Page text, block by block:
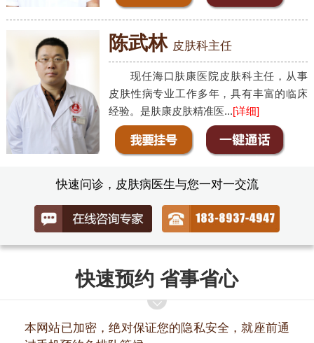
陈武林 皮肤科主任
现任海口肤康医院皮肤科主任，从事
皮肤性病专业工作多年，具有丰富的临床
经验。是肤康皮肤精准医...[详细]
快速问诊，皮肤病医生与您一对一交流
快速预约 省事省心
本网站已加密，绝对保证您的隐私安全，就座前通